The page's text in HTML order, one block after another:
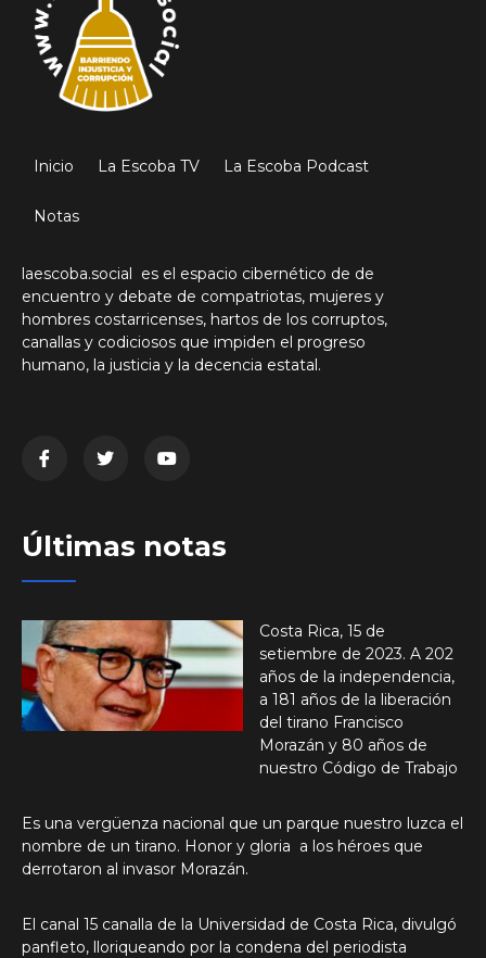
Inicio La Escoba TV La Escoba Podcast
Notas
laescoba.social es el espacio cibernético de de
encuentro y debate de compatriotas, mujeres y
hombres costarricenses, hartos de los corruptos,
canallas y codiciosos que impiden el progreso
humano, la justicia y la decencia estatal.
Últimas notas
Costa Rica, 15 de
setiembre de 2023. A 202
años de la independencia,
a 181 años de la liberación
del tirano Francisco
Morazán y 80 años de
nuestro Código de Trabajo
Es una vergüenza nacional que un parque nuestro luzca el
nombre de un tirano. Honor y gloria a los héroes que
derrotaron al invasor Morazán.
El canal 15 canalla de la Universidad de Costa Rica, divulgó
panfleto, lloriqueando por la condena del periodista